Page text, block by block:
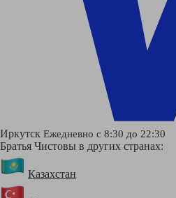
Иркутск Ежедневно с 8:30 до 22:30
Братья Чистовы в других странах:
Казахстан